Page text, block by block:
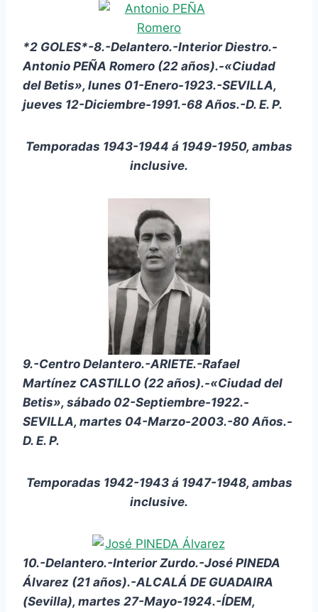
*2 GOLES*-8.-Delantero.-Interior Diestro.-
Antonio PEÑA Romero (22 años).-«Ciudad
del Betis», lunes 01-Enero-1923.-SEVILLA,
jueves 12-Diciembre-1991.-68 Años.-D. E. P.
Temporadas 1943-1944 á 1949-1950, ambas
inclusive.
9.-Centro Delantero.-ARIETE.-Rafael
Martínez CASTILLO (22 años).-«Ciudad del
Betis», sábado 02-Septiembre-1922.-
SEVILLA, martes 04-Marzo-2003.-80 Años.-
D. E. P.
Temporadas 1942-1943 á 1947-1948, ambas
inclusive.
10.-Delantero.-Interior Zurdo.-José PINEDA
Álvarez (21 años).-ALCALÁ DE GUADAIRA
(Sevilla), martes 27-Mayo-1924.-ÍDEM,